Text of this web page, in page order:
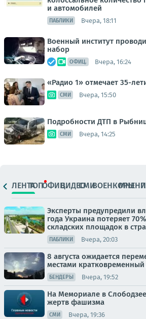
и автомобилей
ПАБЛИКИ Вчера, 18:11
Военный институт
набор
ОФИЦ. Вчера, 16:24
«Радио 1» отмечает 35-
СМИ Вчера, 15:50
Подробности ДТП в
СМИ Вчера, 14:25
ЛЕНТАТОПОФИЦ.ВИДЕОСМИВОЕНКОРЫ
Эксперты предупредили
года Украина потеряет
складских площадок в
ПАБЛИКИ Вчера, 20:03
8 августа ожидается
местами
БЕНДЕРЫ Вчера, 19:52
На Мемориале в
жертв фашизма
СМИ Вчера, 19:36